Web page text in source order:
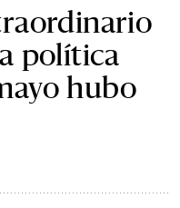
política
hubo